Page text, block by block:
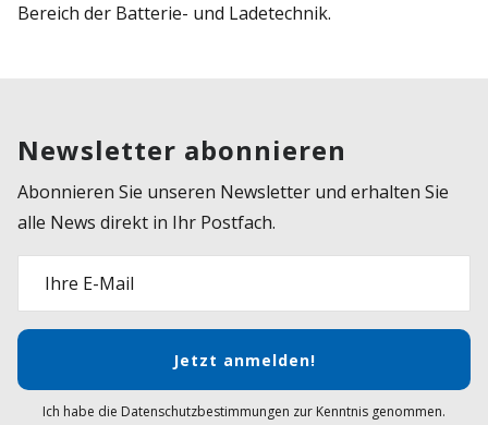
Bereich der Batterie- und Ladetechnik.
Newsletter abonnieren
Abonnieren Sie unseren Newsletter und erhalten Sie
alle News direkt in Ihr Postfach.
Ihre E-Mail
Jetzt anmelden!
Ich habe die Datenschutzbestimmungen zur Kenntnis genommen.